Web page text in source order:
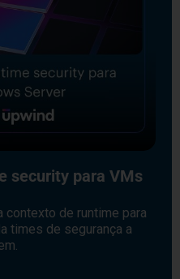
security para VMs
contexto de runtime para
times de segurança a